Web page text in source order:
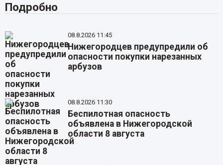
Подробно
08.8.2026 11:45
Нижегородцев предупредили об
опасности покупки нарезанных
арбузов
08.8.2026 11:30
Беспилотная опасность
объявлена в Нижегородской
области 8 августа